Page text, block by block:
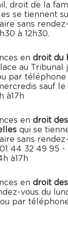
droit de la
se tiennent
sans
à 12h30.
en droit du
au Tribunal
par téléphone
sauf
à17h
en droit des
qui se
sans
44 32 49 95 -
à17h
en droit
vous du
par